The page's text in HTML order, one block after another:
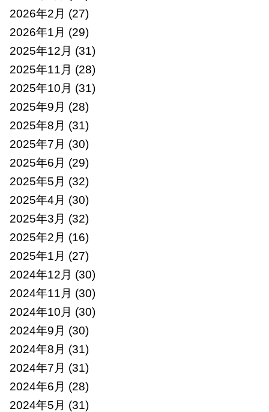
2026年2月 (27)
2026年1月 (29)
2025年12月 (31)
2025年11月 (28)
2025年10月 (31)
2025年9月 (28)
2025年8月 (31)
2025年7月 (30)
2025年6月 (29)
2025年5月 (32)
2025年4月 (30)
2025年3月 (32)
2025年2月 (16)
2025年1月 (27)
2024年12月 (30)
2024年11月 (30)
2024年10月 (30)
2024年9月 (30)
2024年8月 (31)
2024年7月 (31)
2024年6月 (28)
2024年5月 (31)